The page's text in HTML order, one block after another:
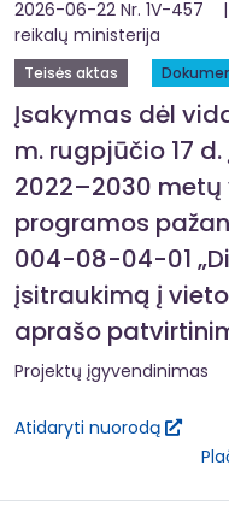
2026-06-22 Nr. 1V-457
reikalų ministerija
Teisės aktas
Įsakymas dėl
m. rugpjūčio 17
2022–2030
programos
004-08-04-01
įsitraukimą į
aprašo
Projektų įgyvendinimas
Atidaryti nuorodą